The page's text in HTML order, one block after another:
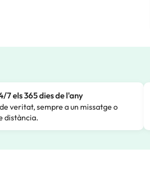
7 els 365 dies de l'any
veritat, sempre a un missatge o
distància.